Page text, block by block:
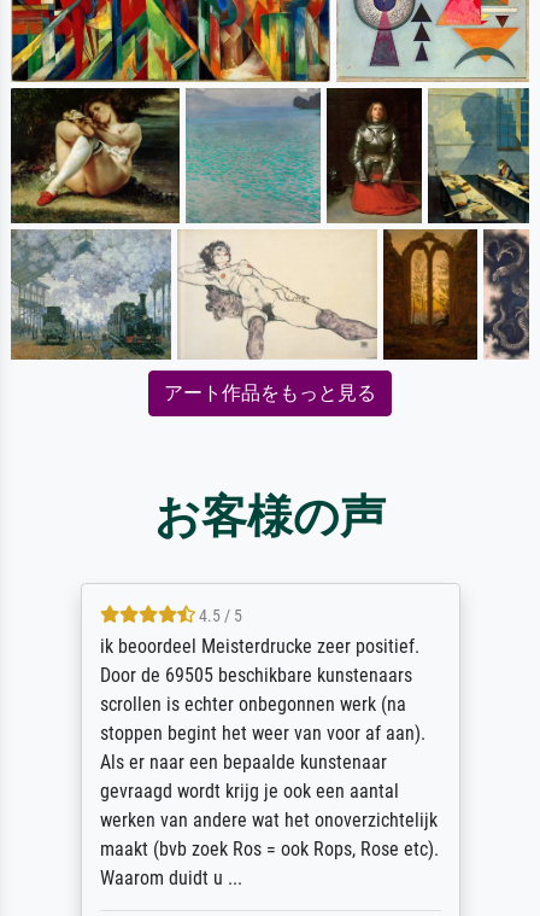
アート作品をもっと見る
お客様の声
4.5 / 5
ik beoordeel Meisterdrucke zeer positief.
Door de 69505 beschikbare kunstenaars
scrollen is echter onbegonnen werk (na
stoppen begint het weer van voor af aan).
Als er naar een bepaalde kunstenaar
gevraagd wordt krijg je ook een aantal
werken van andere wat het onoverzichtelijk
maakt (bvb zoek Ros = ook Rops, Rose etc).
Waarom duidt u ...